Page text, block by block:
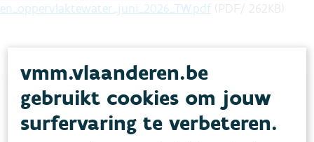
en_oppervlaktewater_juni_2026_TW.pdf (PDF / 262 KB)
Heb je vragen?
vmm.vlaanderen.be
gebruikt cookies om jouw
surfervaring te verbeteren.